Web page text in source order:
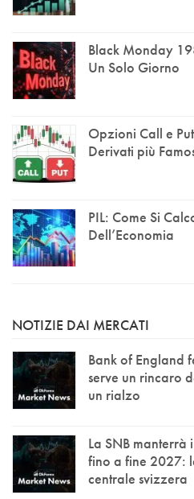
Black Monday
Un Solo Giorno
Opzioni Call e
Derivati più
PIL: Come Si
Dell’Economia
NOTIZIE DAI MERCATI
Bank of England
serve un rincaro
un rialzo
La SNB manterrà
fino a fine 2027:
centrale svizzera